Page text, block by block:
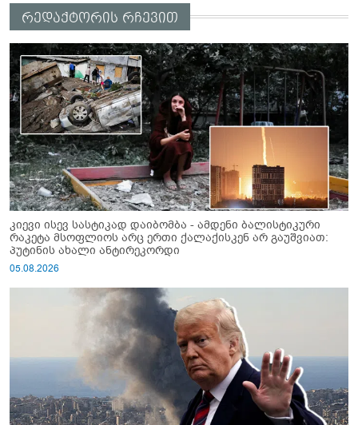
რედაქტორის რჩევით
კიევი ისევ სასტიკად დაიბომბა - ამდენი ბალისტიკური
რაკეტა მსოფლიოს არც ერთი ქალაქისკენ არ გაუშვიათ:
პუტინის ახალი ანტირეკორდი
05.08.2026